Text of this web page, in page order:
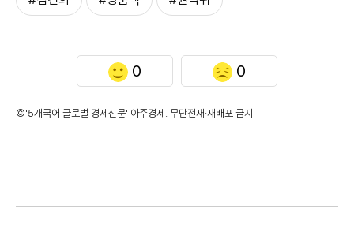
0 0
©'5개국어 글로벌 경제신문' 아주경제. 무단전재·재배포 금지